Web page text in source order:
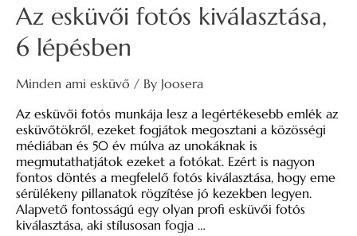
Az esküvői fotós kiválasztása,
6 lépésben
Minden ami esküvő / By Joosera
Az esküvői fotós munkája lesz a legértékesebb emlék az
esküvőtökről, ezeket fogjátok megosztani a közösségi
médiában és 50 év múlva az unokáknak is
megmutathatjátok ezeket a fotókat. Ezért is nagyon
fontos döntés a megfelelő fotós kiválasztása, hogy eme
sérülékeny pillanatok rögzítése jó kezekben legyen.
Alapvető fontosságú egy olyan profi esküvői fotós
kiválasztása, aki stílusosan fogja …